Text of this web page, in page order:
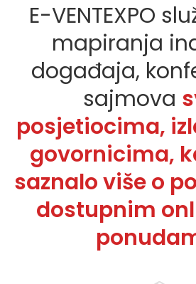
E-VENTEXPO
mapiranja
događaja,
sajmova
posjetiocima,
govornicima,
saznalo više o
dostupnim